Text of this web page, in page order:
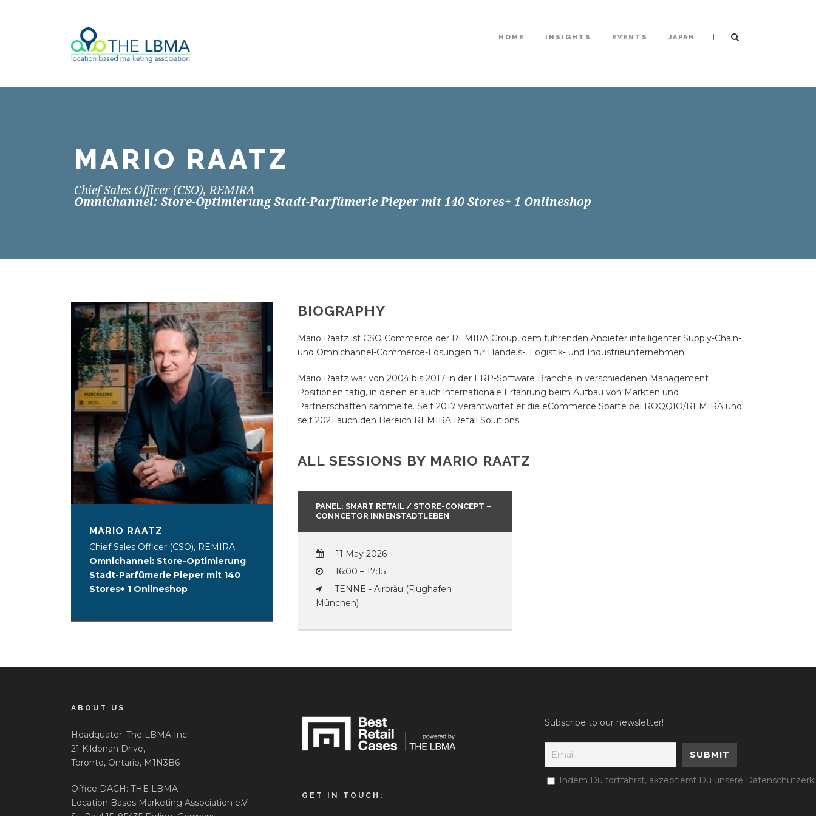
HOME INSIGHTS EVENTS JAPAN |
MARIO RAATZ
Chief Sales Officer (CSO), REMIRA
Omnichannel: Store-Optimierung Stadt-Parfümerie Pieper mit 140 Stores+ 1 Onlineshop
MARIO RAATZ
Chief Sales Officer (CSO), REMIRA
Omnichannel: Store-Optimierung
Stadt-Parfümerie Pieper mit 140
Stores+ 1 Onlineshop
BIOGRAPHY
Mario Raatz ist CSO Commerce der REMIRA Group, dem führenden Anbieter intelligenter Supply-Chain-
und Omnichannel-Commerce-Lösungen für Handels-, Logistik- und Industrieunternehmen.
Mario Raatz war von 2004 bis 2017 in der ERP-Software Branche in verschiedenen Management
Positionen tätig, in denen er auch internationale Erfahrung beim Aufbau von Märkten und
Partnerschaften sammelte. Seit 2017 verantwortet er die eCommerce Sparte bei ROQQIO/REMIRA und
seit 2021 auch den Bereich REMIRA Retail Solutions.
ALL SESSIONS BY MARIO RAATZ
PANEL: SMART RETAIL / STORE-CONCEPT –
CONNCETOR INNENSTADTLEBEN
11 May 2026
16:00 – 17:15
TENNE - Airbräu (Flughafen
München)
ABOUT US
Headquater: The LBMA Inc
21 Kildonan Drive,
Toronto, Ontario, M1N3B6
Office DACH: THE LBMA
Location Bases Marketing Association e.V.
GET IN TOUCH:
Subscribe to our newsletter!
Indem Du fortfährst, akzeptierst Du unsere